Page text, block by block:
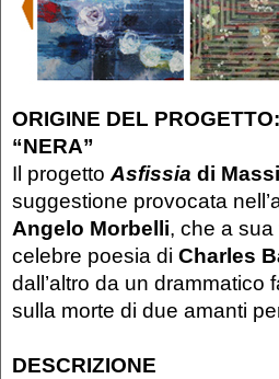
ORIGINE DEL
“NERA”
Il progetto Asfissia di
suggestione provocata
Angelo Morbelli, che a
celebre poesia di Charles
dall’altro da un
sulla morte di due amanti
DESCRIZIONE